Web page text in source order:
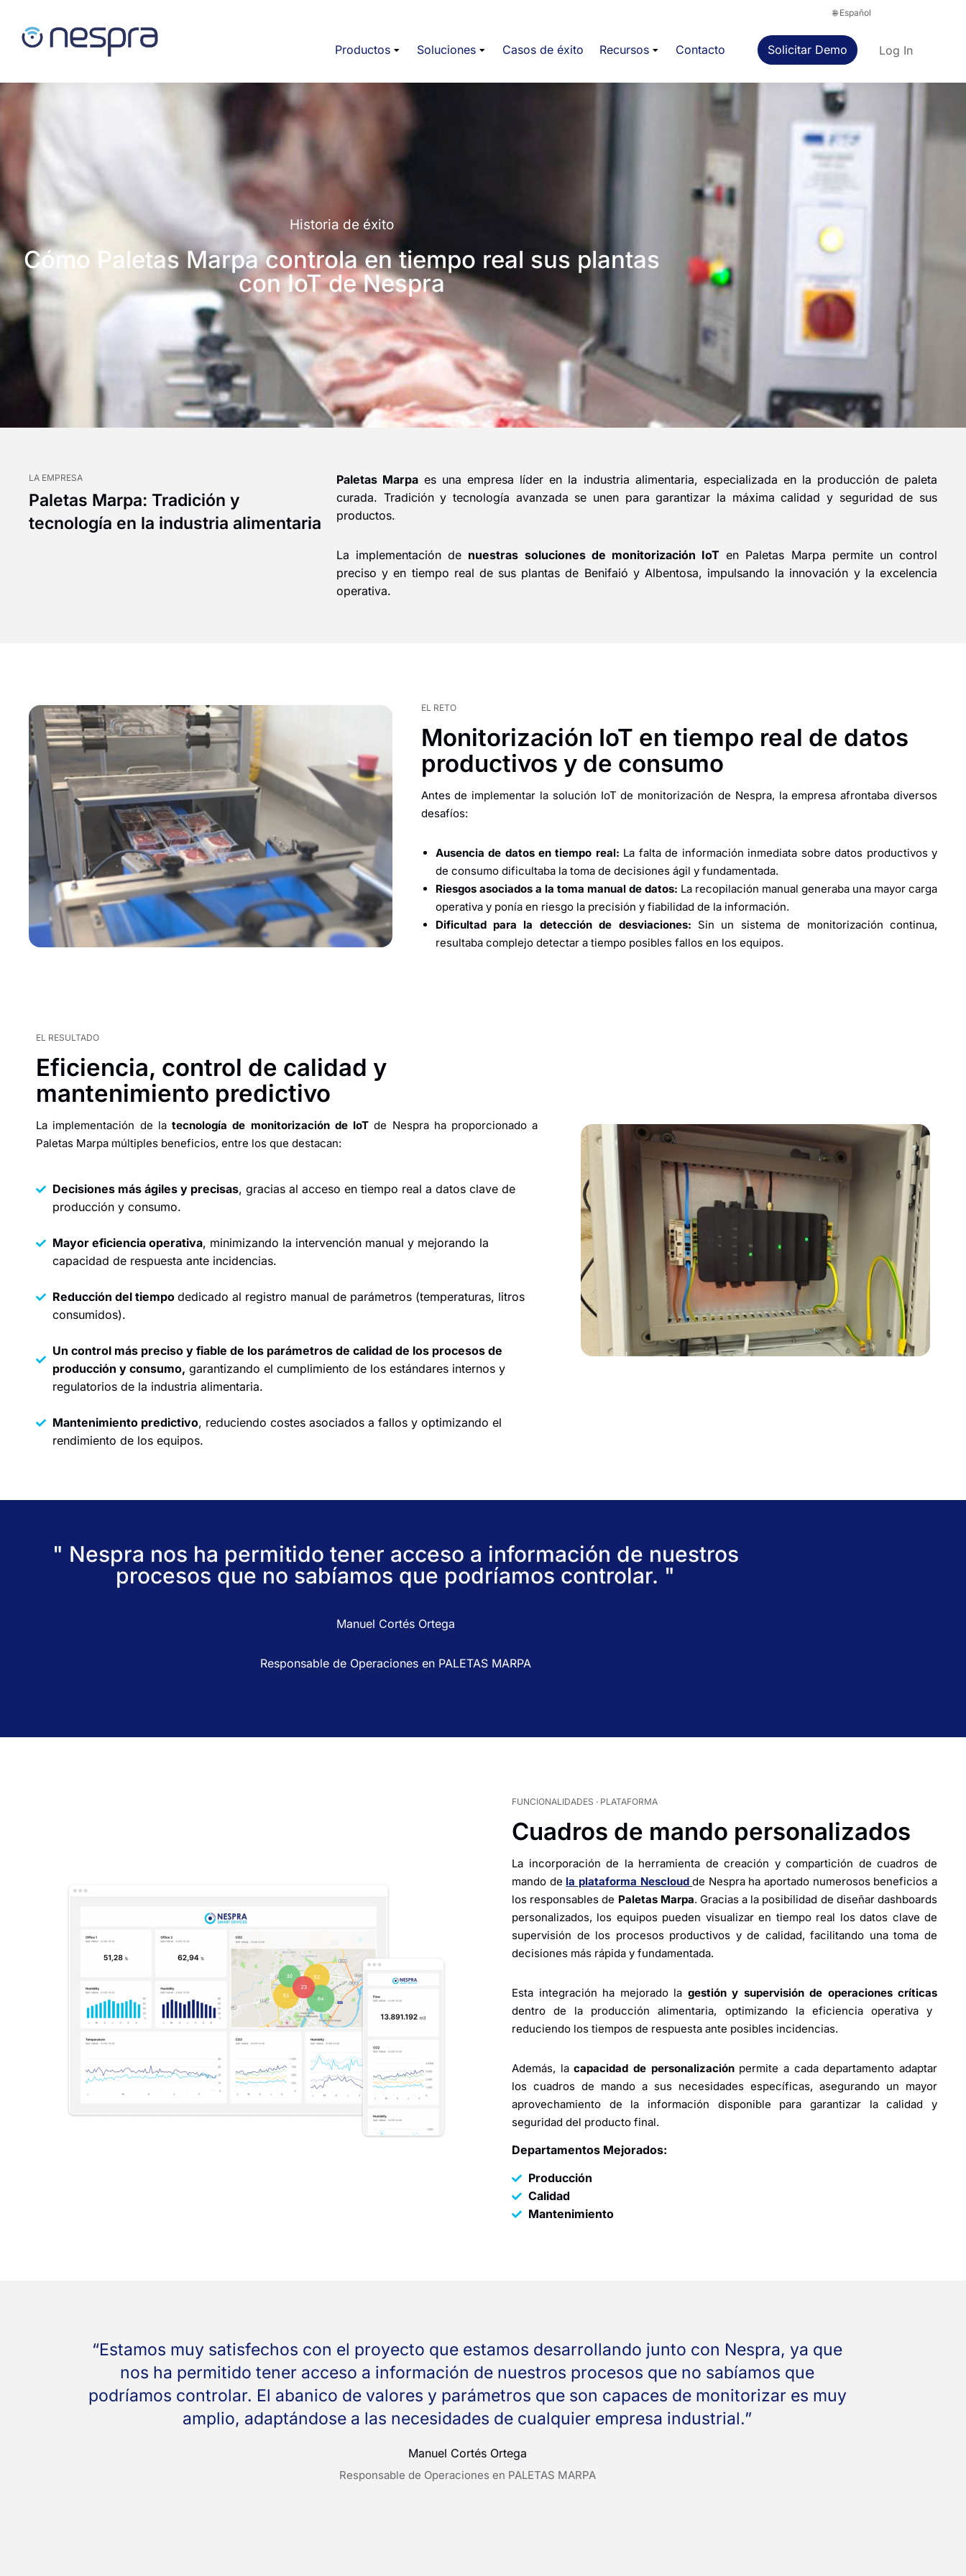
Productos Soluciones Casos de éxito Recursos Contacto Solicitar Demo Log In
Historia de éxito
Cómo Paletas Marpa controla en tiempo real sus plantas
con IoT de Nespra
LA EMPRESA
Paletas Marpa: Tradición y
tecnología en la industria alimentaria
Paletas Marpa es una empresa líder en la industria alimentaria, especializada en la producción de paleta
curada. Tradición y tecnología avanzada se unen para garantizar la máxima calidad y seguridad de sus
productos.
La implementación de nuestras soluciones de monitorización IoT en Paletas Marpa permite un control
preciso y en tiempo real de sus plantas de Benifaió y Albentosa, impulsando la innovación y la excelencia
operativa.
EL RETO
Monitorización IoT en tiempo real de datos
productivos y de consumo
Antes de implementar la solución IoT de monitorización de Nespra, la empresa afrontaba diversos
desafíos:
Ausencia de datos en tiempo real: La falta de información inmediata sobre datos productivos y
de consumo dificultaba la toma de decisiones ágil y fundamentada.
Riesgos asociados a la toma manual de datos: La recopilación manual generaba una mayor carga
operativa y ponía en riesgo la precisión y fiabilidad de la información.
Dificultad para la detección de desviaciones: Sin un sistema de monitorización continua,
resultaba complejo detectar a tiempo posibles fallos en los equipos.
EL RESULTADO
Eficiencia, control de calidad y
mantenimiento predictivo
La implementación de latecnología de monitorización de IoT de Nespra ha proporcionado a
Paletas Marpa múltiples beneficios, entre los que destacan:
Decisiones más ágiles y precisas, gracias al acceso en tiempo real a datos clave de
producción y consumo.
Mayor eficiencia operativa, minimizando la intervención manual y mejorando la
capacidad de respuesta ante incidencias.
Reducción del tiempo dedicado al registro manual de parámetros (temperaturas, litros
consumidos).
Un control más preciso y fiable de los parámetros de calidad de los procesos de
producción y consumo, garantizando el cumplimiento de los estándares internos y
regulatorios de la industria alimentaria.
Mantenimiento predictivo, reduciendo costes asociados a fallos y optimizando el
rendimiento de los equipos.
" Nespra nos ha permitido tener acceso a información de nuestros
procesos que no sabíamos que podríamos controlar. "
Manuel Cortés Ortega
Responsable de Operaciones en PALETAS MARPA
FUNCIONALIDADES · PLATAFORMA
Cuadros de mando personalizados
La incorporación de la herramienta de creación y compartición de cuadros de
mando de la plataforma Nescloudde Nespra ha aportado numerosos beneficios a
los responsables de Paletas Marpa. Gracias a la posibilidad de diseñar dashboards
personalizados, los equipos pueden visualizar en tiempo real los datos clave de
supervisión de los procesos productivos y de calidad, facilitando una toma de
decisiones más rápida y fundamentada.
Esta integración ha mejorado la gestión y supervisión de operaciones críticas
dentro de la producción alimentaria, optimizando la eficiencia operativa y
reduciendo los tiempos de respuesta ante posibles incidencias.
Además, lacapacidad de personalizaciónpermite a cada departamento adaptar
los cuadros de mando a sus necesidades específicas, asegurando un mayor
aprovechamiento de la información disponible para garantizar la calidad y
seguridad del producto final.
Departamentos Mejorados:
Producción
Calidad
Mantenimiento
Manuel Cortés Ortega
Responsable de Operaciones en PALETAS MARPA
“Estamos muy satisfechos con el proyecto que estamos desarrollando junto con Nespra, ya que
nos ha permitido tener acceso a información de nuestros procesos que no sabíamos que
podríamos controlar. El abanico de valores y parámetros que son capaces de monitorizar es muy
amplio, adaptándose a las necesidades de cualquier empresa industrial.”